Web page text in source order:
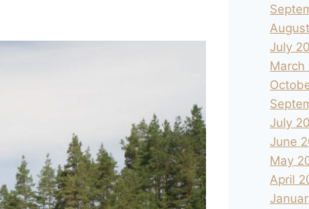
July
March
July
June
May
April